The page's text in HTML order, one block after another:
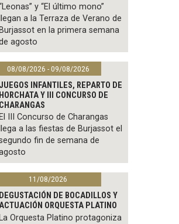
y “El último mono”
llegan a la Terraza de Verano de
Burjassot en la primera semana
agosto
08/08/2026 - 09/08/2026
JUEGOS INFANTILES, REPARTO DE
HORCHATA Y III CONCURSO DE
CHARANGAS
III Concurso de Charangas
a las fiestas de Burjassot el
fin de semana de
11/08/2026
DEGUSTACIÓN DE BOCADILLOS Y
ORQUESTA PLATINO
La Orquesta Platino protagoniza